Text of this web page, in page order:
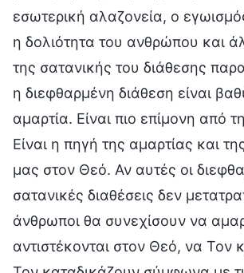
εσωτερική αλαζονεία, ο
η δολιότητα του ανθρώπου και
της σατανικής του διάθεσης
η διεφθαρμένη διάθεση είναι
αμαρτία. Είναι πιο επίμονη από
Είναι η πηγή της αμαρτίας και
μας στον Θεό. Αν αυτές οι
σατανικές διαθέσεις δεν
άνθρωποι θα συνεχίσουν να
αντιστέκονται στον Θεό, να Τον